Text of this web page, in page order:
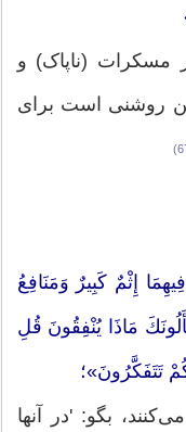
مسکرات (ناپاک) و
روشنی است برای
إِثْمٌ كَبِيرٌ وَمَنَافِعُ
مَاذَا يُنْفِقُونَ قُلِ
تَتَفَكَّرُونَ»؛
بگو: 'در آنها